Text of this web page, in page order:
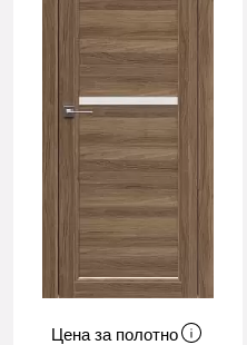
Цена за полотно